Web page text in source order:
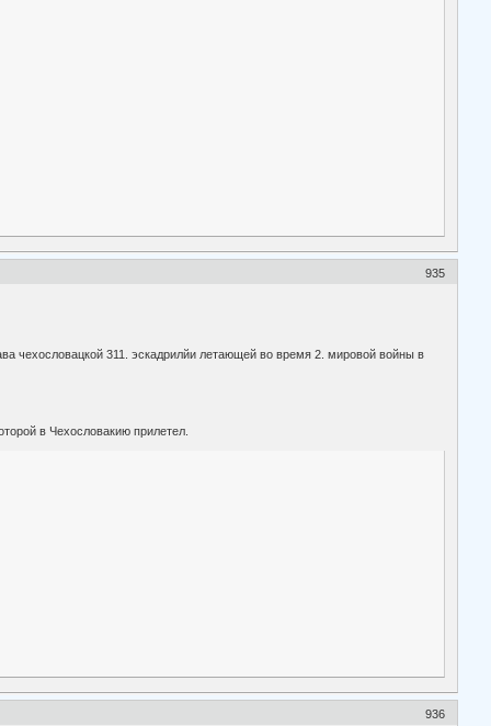
935
чехословацкой 311. эскадрилйи летающей во время 2. мировой войны в
в Чехословакию прилетел.
936